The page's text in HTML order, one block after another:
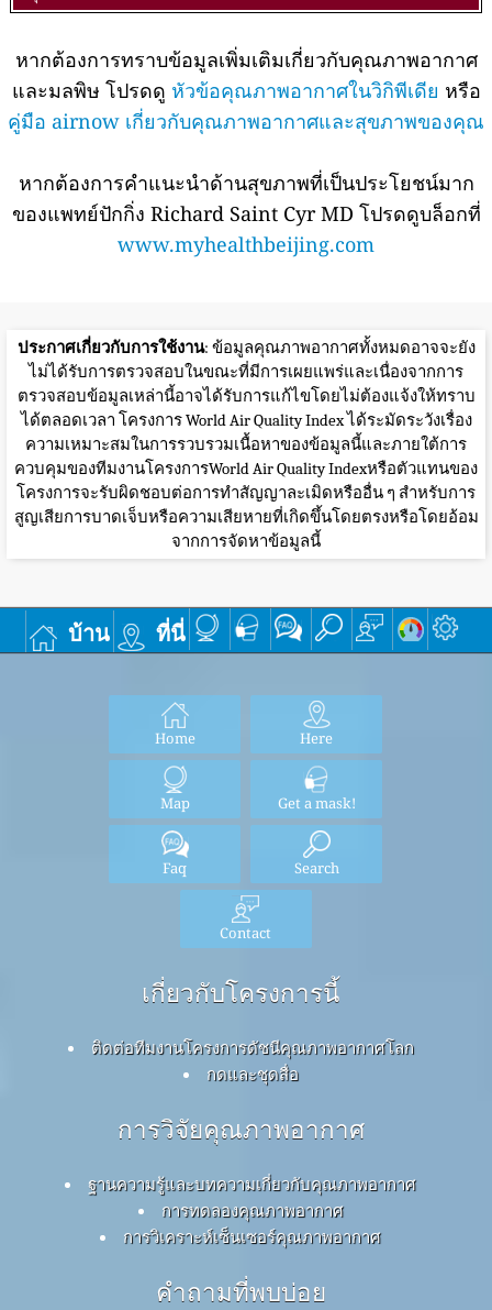
หากต้องการทราบข้อมูลเพิ่มเติมเกี่ยวกับคุณภาพอากาศ
และมลพิษ โปรดดู หัวข้อคุณภาพอากาศในวิกิพีเดีย หรือ
คู่มือ airnow เกี่ยวกับคุณภาพอากาศและสุขภาพของคุณ
หากต้องการคำแนะนำด้านสุขภาพที่เป็นประโยชน์มาก
ของแพทย์ปักกิ่ง Richard Saint Cyr MD โปรดดูบล็อกที่
www.myhealthbeijing.com
ประกาศเกี่ยวกับการใช้งาน: ข้อมูลคุณภาพอากาศทั้งหมดอาจจะยัง
ไม่ได้รับการตรวจสอบในขณะที่มีการเผยแพร่และเนื่องจากการ
ตรวจสอบข้อมูลเหล่านี้อาจได้รับการแก้ไขโดยไม่ต้องแจ้งให้ทราบ
ได้ตลอดเวลา โครงการ World Air Quality Index ได้ระมัดระวังเรื่อง
ความเหมาะสมในการรวบรวมเนื้อหาของข้อมูลนี้และภายใต้การ
ควบคุมของทีมงานโครงการWorld Air Quality Indexหรือตัวแทนของ
โครงการจะรับผิดชอบต่อการทำสัญญาละเมิดหรืออื่น ๆ สำหรับการ
สูญเสียการบาดเจ็บหรือความเสียหายที่เกิดขึ้นโดยตรงหรือโดยอ้อม
จากการจัดหาข้อมูลนี้
บ้าน ที่นี่
Home Here
Map Get a mask!
Faq Search
Contact
เกี่ยวกับโครงการนี้
ติดต่อทีมงานโครงการดัชนีคุณภาพอากาศโลก
กดและชุดสื่อ
การวิจัยคุณภาพอากาศ
ฐานความรู้และบทความเกี่ยวกับคุณภาพอากาศ
การทดลองคุณภาพอากาศ
การวิเคราะห์เซ็นเซอร์คุณภาพอากาศ
คำถามที่พบบ่อย